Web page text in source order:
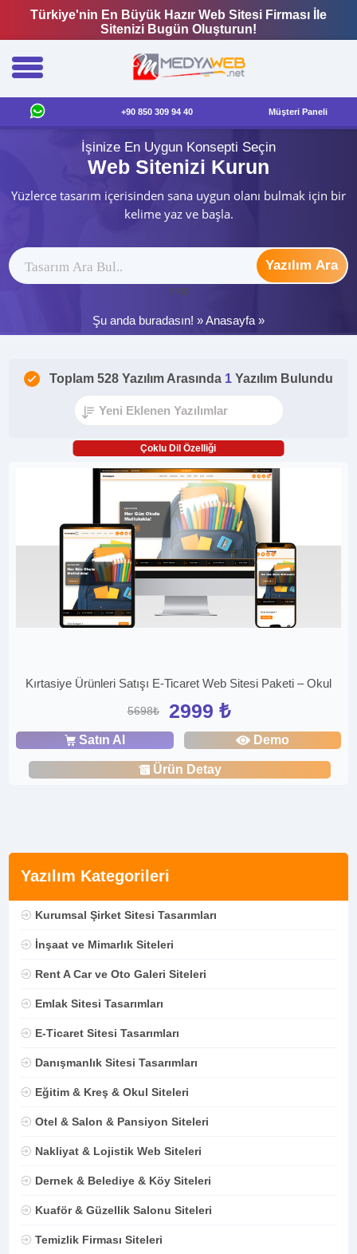
Türkiye'nin En Büyük Hazır Web Sitesi Firması İle
Sitenizi Bugün Oluşturun!
+90 850 309 94 40 Müşteri Paneli
İşinize En Uygun Konsepti Seçin
Web Sitenizi Kurun
Yüzlerce tasarım içerisinden sana uygun olanı bulmak için bir
kelime yaz ve başla.
Yazılım Ara
ytag
Şu anda buradasın! »Anasayfa »
Yazılım Kategorileri
Kurumsal Şirket Sitesi Tasarımları
İnşaat ve Mimarlık Siteleri
Rent A Car ve Oto Galeri Siteleri
Emlak Sitesi Tasarımları
E-Ticaret Sitesi Tasarımları
Danışmanlık Sitesi Tasarımları
Eğitim & Kreş & Okul Siteleri
Otel & Salon & Pansiyon Siteleri
Nakliyat & Lojistik Web Siteleri
Dernek & Belediye & Köy Siteleri
Kuaför & Güzellik Salonu Siteleri
Temizlik Firması Siteleri
Toplam 528 Yazılım Arasında 1 Yazılım Bulundu
Çoklu Dil Özelliği
Kırtasiye Ürünleri Satışı E-Ticaret Web Sitesi Paketi – Okul
5698₺ 2999 ₺
Satın Al Demo
Ürün Detay